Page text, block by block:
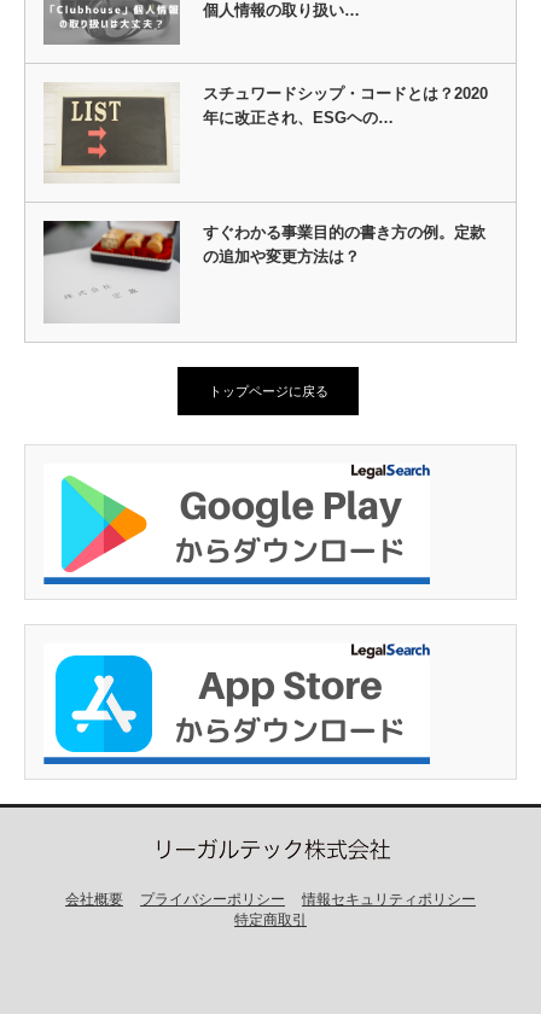
個人情報の取り扱い…
スチュワードシップ・コードとは？2020
年に改正され、ESGヘの…
すぐわかる事業目的の書き方の例。定款
の追加や変更方法は？
トップページに戻る
会社概要 プライバシーポリシー
情報セキュリティポリシー
特定商取引